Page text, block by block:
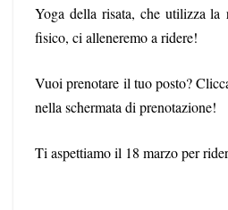
Yoga della risata, che utilizza la
fisico, ci alleneremo a ridere!
Vuoi prenotare il tuo posto?
nella schermata di prenotazione!
Ti aspettiamo il 18 marzo per